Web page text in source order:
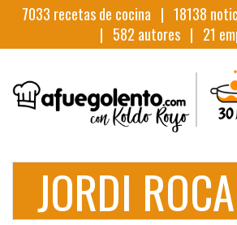
7033 recetas de cocina | 18138
| 582 autores | 21
JORDI ROCA